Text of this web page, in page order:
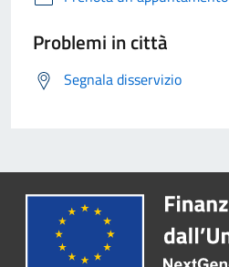
Problemi in città
Segnala disservizio